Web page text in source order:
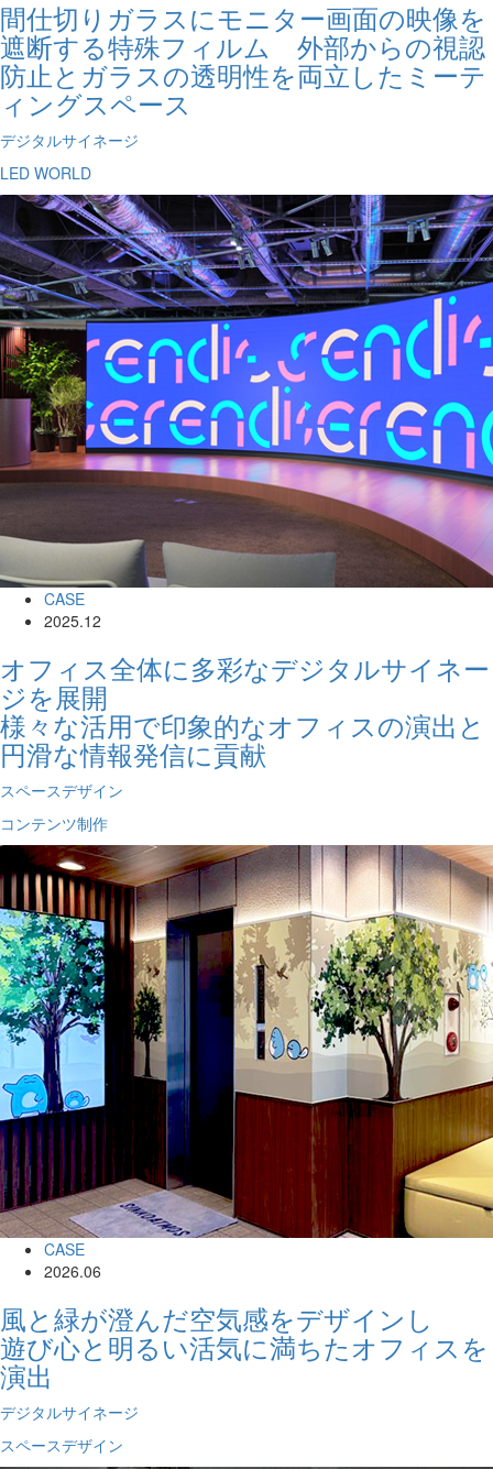
間仕切りガラスにモニター画面の映像を
遮断する特殊フィルム 外部からの視認
防止とガラスの透明性を両立したミーテ
ィングスペース
デジタルサイネージ
LED WORLD
CASE
2025.12
オフィス全体に多彩なデジタルサイネー
ジを展開
様々な活用で印象的なオフィスの演出と
円滑な情報発信に貢献
スペースデザイン
コンテンツ制作
CASE
2026.06
風と緑が澄んだ空気感をデザインし
遊び心と明るい活気に満ちたオフィスを
演出
デジタルサイネージ
スペースデザイン